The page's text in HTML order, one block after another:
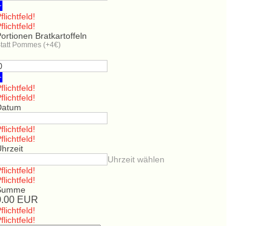
Bratkartoffeln
Pommes (+4€)
Uhrzeit wählen
EUR